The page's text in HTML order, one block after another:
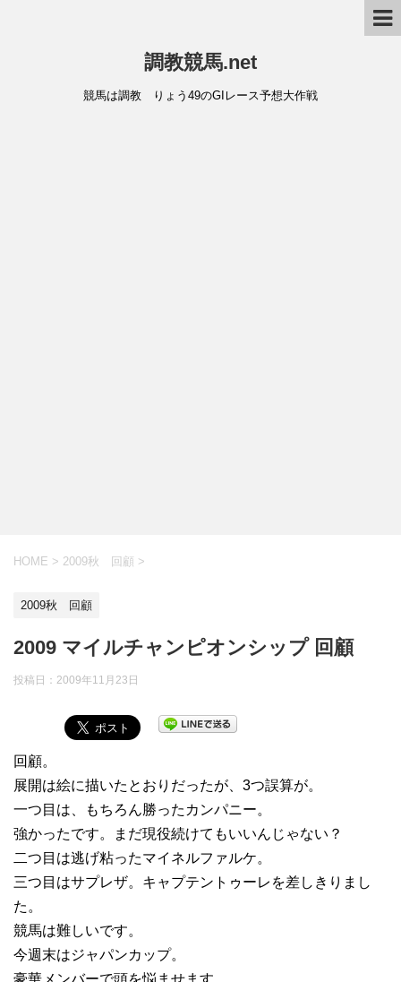
調教競馬.net
競馬は調教 りょう49のGIレース予想大作戦
HOME > 2009秋 回顧 >
2009秋 回顧
2009 マイルチャンピオンシップ 回顧
投稿日： 2009年11月23日
回顧。
展開は絵に描いたとおりだったが、3つ誤算が。
一つ目は、もちろん勝ったカンパニー。
強かったです。まだ現役続けてもいいんじゃない？
二つ目は逃げ粘ったマイネルファルケ。
三つ目はサプレザ。キャプテントゥーレを差しきりまし
た。
競馬は難しいです。
今週末はジャパンカップ。
豪華メンバーで頭を悩ませます。